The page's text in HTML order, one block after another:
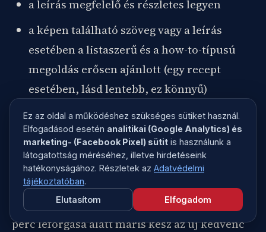
a leírás megfelelő és részletes legyen
a képen található szöveg vagy a leírás
esetében a listaszerű és a how-to-típusú
megoldás erősen ajánlott (egy recept
esetében, lásd lentebb, ez könnyű)
legyen tiszta a CTA (ha van)
Leírás:
Hot dogban is van új a nap alatt. Bolondítsd
meg egy kis sörrel és egy ízletes szafttal és 20
perc leforgása alatt máris kész az új kedvenc
Ez az oldal a működéshez szükséges sütiket használ.
Elfogadásod esetén analitikai (Google Analytics) és
marketing- (Facebook Pixel) sütit is használunk a
látogatottság méréséhez, illetve hirdetéseink
hatékonyságához. Részletek az Adatvédelmi
tájékoztatóban.
Elutasítom
Elfogadom